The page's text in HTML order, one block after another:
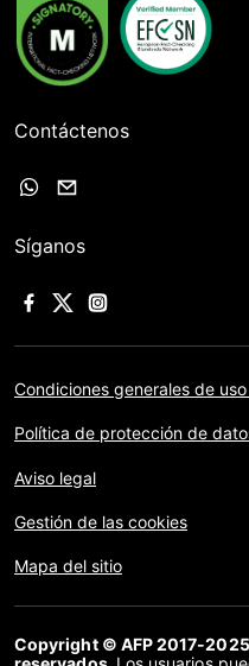
Contáctenos
Síganos
Condiciones generales de uso
Política de protección de
Aviso legal
Gestión de las cookies
Mapa del sitio
Copyright © AFP 2017-